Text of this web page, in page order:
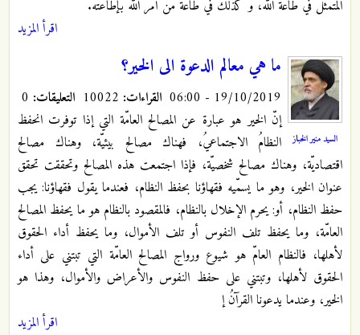
المتمثل في طاعة الله، و كذلك في طاعة من أمر الله بإطاعته.
اقرأ المزيد
السيد منير الخباز
ما هي معالم الدعوة الى الخير؟
19/10/2019 - 06:00 القراءات: التعليقات:
إنّ الخير هو عبارة عن المصالح العامّة التي إذا توفرت انحفظ
النظامُ الاجتماعيُ، فهناك مصالح بيئيّة، وهناك مصالح
اقتصاديّة، وهناك مصالح شخصيّة، فإذا اجتمعت هذه المصالح وتحققت تحقق
عنوان الخير، وهو ما يسمّيه فقهاؤنا بحفظ النظام، فعندما يقول فقهاؤنا: يجب
حفظ النظام، أو: يحرم الإخلال بالنظام، فالمقصود بالنظام هو ما يحفظ المصالح
العامّة، وما يحفظ تلف النفوس أو تلف الأموال، وما يحفظ أداء الحقوق
لأهلها، فالنظام العامّ هو شيوع ورواج المصالح العامّة التي تبتني على أداء
الحقوق لأهلها، وتبتني على حفظ النفوس والأعراض والأموال، وهذا هو
الخير، وعندما يدعونا القرآنُ إ
اقرأ المزيد